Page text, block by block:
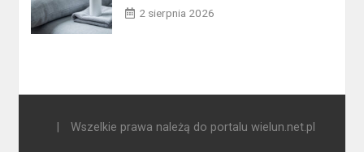
2 sierpnia 2026
Wszelkie prawa należą do portalu wielun.net.pl